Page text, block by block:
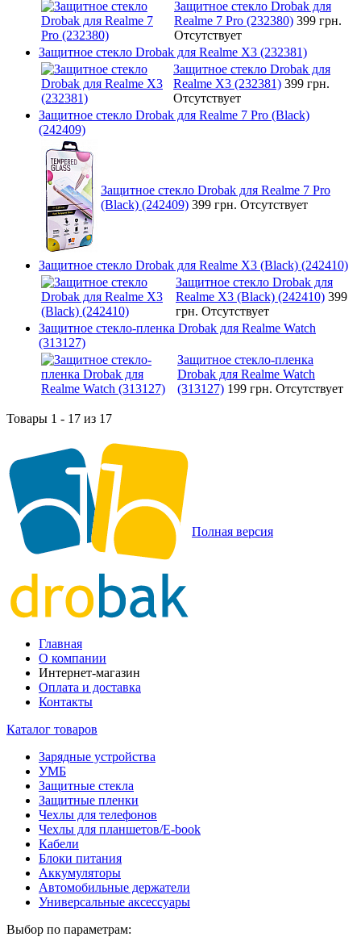
Защитное стекло Drobak для
Realme 7 Pro (232380) 399 грн.
Отсутствует
Защитное стекло Drobak для Realme X3 (232381)
Защитное стекло Drobak для
Realme X3 (232381) 399 грн.
Отсутствует
Защитное стекло Drobak для Realme 7 Pro (Black)
(242409)
Защитное стекло Drobak для Realme 7 Pro
(Black) (242409) 399 грн. Отсутствует
Защитное стекло Drobak для Realme X3 (Black) (242410)
Защитное стекло Drobak для
Realme X3 (Black) (242410) 399
грн. Отсутствует
Защитное стекло-пленка Drobak для Realme Watch
(313127)
Защитное стекло-пленка
Drobak для Realme Watch
(313127) 199 грн. Отсутствует
Товары 1 - 17 из 17
Полная версия
Главная
О компании
Интернет-магазин
Оплата и доставка
Контакты
Каталог товаров
Зарядные устройства
УМБ
Защитные стекла
Защитные пленки
Чехлы для телефонов
Чехлы для планшетов/E-book
Кабели
Блоки питания
Аккумуляторы
Автомобильные держатели
Универсальные аксессуары
Выбор по параметрам: